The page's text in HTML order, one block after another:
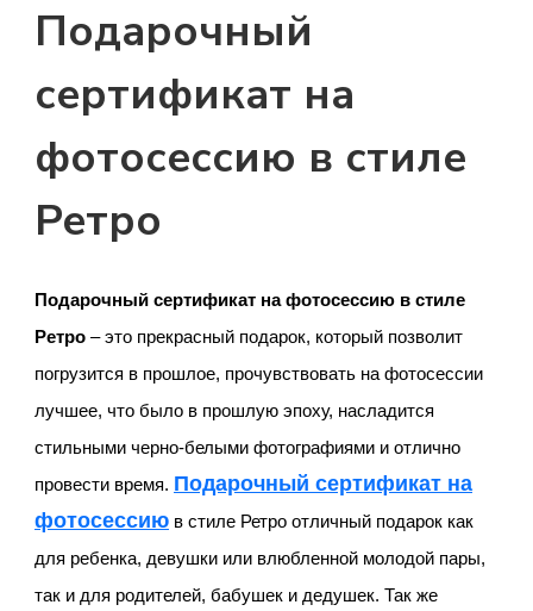
Подарочный
сертификат на
фотосессию в стиле
Ретро
Подарочный сертификат на фотосессию в стиле
Ретро – это прекрасный подарок, который позволит
погрузится в прошлое, прочувствовать на фотосессии
лучшее, что было в прошлую эпоху, насладится
стильными черно-белыми фотографиями и отлично
провести время. Подарочный сертификат на
фотосессию в стиле Ретро отличный подарок как
для ребенка, девушки или влюбленной молодой пары,
так и для родителей, бабушек и дедушек. Так же